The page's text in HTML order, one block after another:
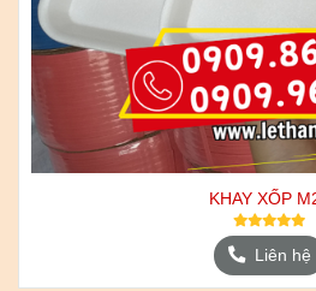
KHAY XỐP
Liên hệ